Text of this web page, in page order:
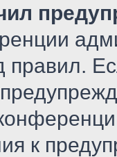
правил.
к